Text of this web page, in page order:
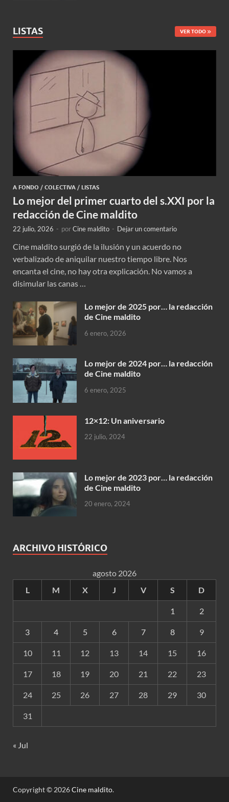
LISTAS VER TODO
A FONDO / COLECTIVA / LISTAS
Lo mejor del primer cuarto del s.XXI por la
redacción de Cine maldito
22 julio, 2026 - porCine maldito - Dejar un comentario
Cine maldito surgió de la ilusión y un acuerdo no
verbalizado de aniquilar nuestro tiempo libre. Nos
encanta el cine, no hay otra explicación. No vamos a
disimular las canas …
Lo mejor de 2025 por… la redacción
de Cine maldito
6 enero, 2026
Lo mejor de 2024 por… la redacción
de Cine maldito
6 enero, 2025
12×12: Un aniversario
22 julio, 2024
Lo mejor de 2023 por… la redacción
de Cine maldito
20 enero, 2024
ARCHIVO HISTÓRICO
agosto 2026
L
M X J V S D
1 2
3 4 5 6 7 8 9
10 11 12 13 14 15 16
17 18 19 20 21 22 23
24 25 26 27 28 29 30
31
« Jul
Copyright © 2026Cine maldito.